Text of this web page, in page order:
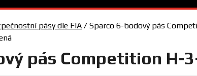
pásy dle FIA / Sparco 6-bodový pás
pás Competition H-